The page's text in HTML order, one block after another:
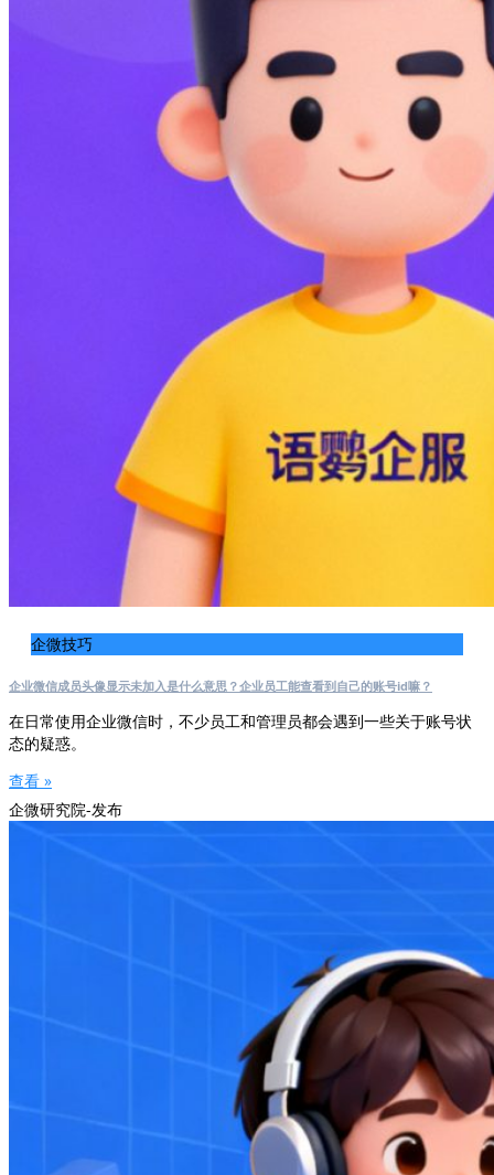
企微技巧
企业微信成员头像显示未加入是什么意思？企业员工能查看到自己的账号id嘛？
在日常使用企业微信时，不少员工和管理员都会遇到一些关于账号状
态的疑惑。
查看 »
企微研究院-发布